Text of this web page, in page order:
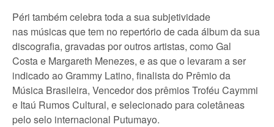
Péri também celebra toda a sua subjetividade
nas músicas que tem no repertório de cada álbum da sua
discografia, gravadas por outros artistas, como Gal
Costa e Margareth Menezes, e as que o levaram a ser
indicado ao Grammy Latino, finalista do Prêmio da
Música Brasileira, Vencedor dos prêmios Troféu Caymmi
e Itaú Rumos Cultural, e selecionado para coletâneas
pelo selo internacional Putumayo.